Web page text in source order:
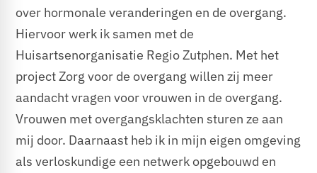
over hormonale veranderingen en de overgang.
Hiervoor werk ik samen met de
Huisartsenorganisatie Regio Zutphen. Met het
project Zorg voor de overgang willen zij meer
aandacht vragen voor vrouwen in de overgang.
Vrouwen met overgangsklachten sturen ze aan
mij door. Daarnaast heb ik in mijn eigen omgeving
als verloskundige een netwerk opgebouwd en